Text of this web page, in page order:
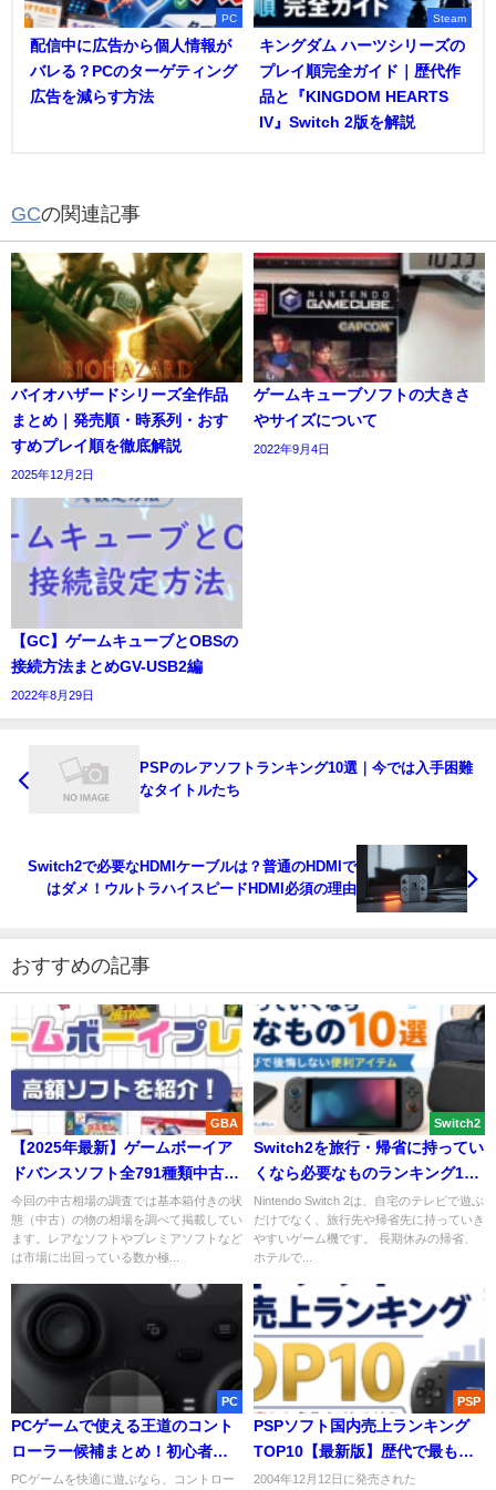
PC
配信中に広告から個人情報が
バレる？PCのターゲティング
広告を減らす方法
Steam
キングダム ハーツシリーズの
プレイ順完全ガイド｜歴代作
品と『KINGDOM HEARTS
IV』Switch 2版を解説
GCの関連記事
バイオハザードシリーズ全作品
まとめ｜発売順・時系列・おす
すめプレイ順を徹底解説
2025年12月2日
ゲームキューブソフトの大きさ
やサイズについて
2022年9月4日
【GC】ゲームキューブとOBSの
接続方法まとめGV-USB2編
2022年8月29日
PSPのレアソフトランキング10選｜今では入手困難
なタイトルたち
Switch2で必要なHDMIケーブルは？普通のHDMIで
はダメ！ウルトラハイスピードHDMI必須の理由
おすすめの記事
GBA
【2025年最新】ゲームボーイア
ドバンスソフト全791種類中古相
場まとめ
今回の中古相場の調査では基本箱付きの状
態（中古）の物の相場を調べて掲載してい
ます。レアなソフトやプレミアソフトなど
は市場に出回っている数か極...
Switch2
Switch2を旅行・帰省に持ってい
くなら必要なものランキング10
選｜持ち運びで後悔しない便利
アイテム
Nintendo Switch 2は、自宅のテレビで遊ぶ
だけでなく、旅行先や帰省先に持っていき
やすいゲーム機です。 長期休みの帰省、
ホテルで...
PC
PCゲームで使える王道のコント
ローラー候補まとめ！初心者か
ら上級者まで長く使えるのはこ
PCゲームを快適に遊ぶなら、コントロー
PSP
PSPソフト国内売上ランキング
TOP10【最新版】歴代で最も売
れた名作タイトルは？
2004年12月12日に発売された